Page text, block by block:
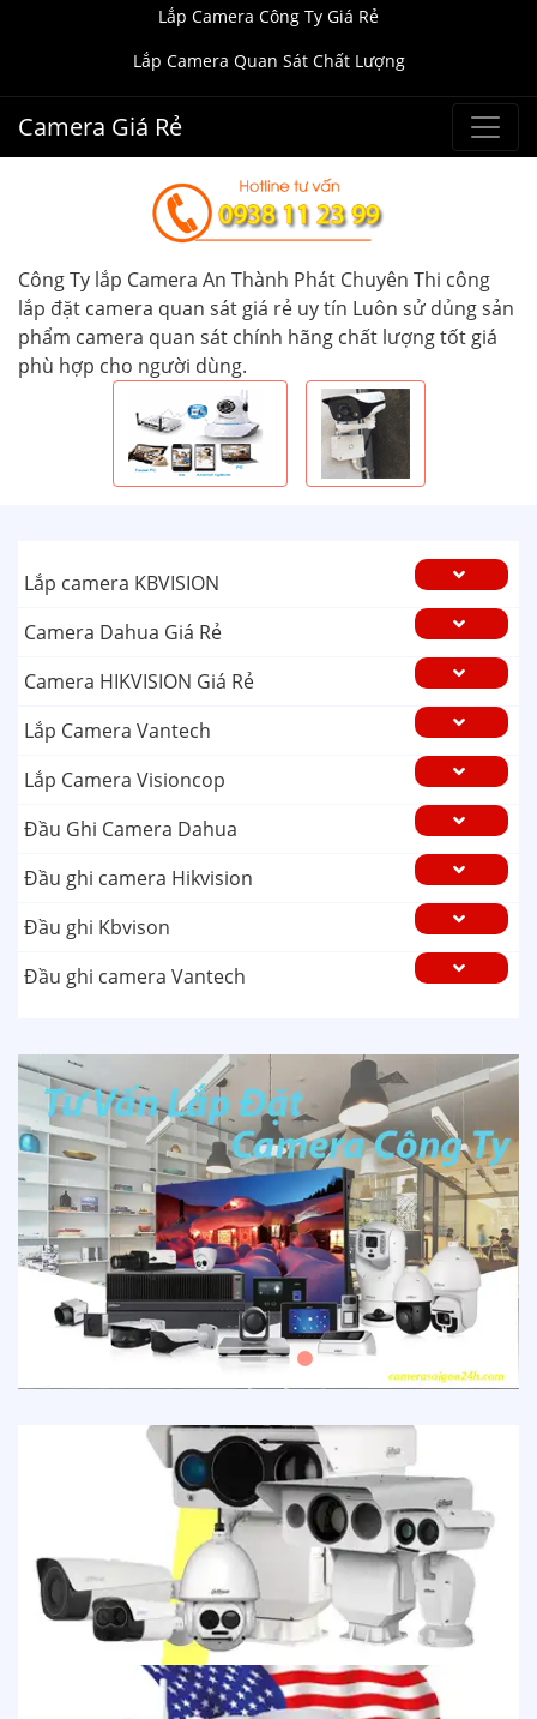
Lắp Camera Công Ty Giá Rẻ
Lắp Camera Quan Sát Chất Lượng
Camera Giá Rẻ
Công Ty lắp Camera An Thành Phát Chuyên Thi công
lắp đặt camera quan sát giá rẻ uy tín Luôn sử dủng sản
phẩm camera quan sát chính hãng chất lượng tốt giá
phù hợp cho người dùng.
Lắp camera KBVISION
Camera Dahua Giá Rẻ
Camera HIKVISION Giá Rẻ
Lắp Camera Vantech
Lắp Camera Visioncop
Đầu Ghi Camera Dahua
Đầu ghi camera Hikvision
Đầu ghi Kbvison
Đầu ghi camera Vantech